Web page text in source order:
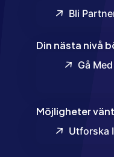
Bli
Din nästa nivå
Gå
Möjligheter
Utforska